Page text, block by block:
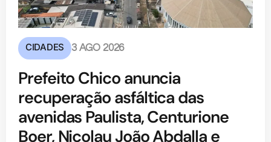
CIDADES 3 AGO 2026
Prefeito Chico anuncia
recuperação asfáltica das
avenidas Paulista, Centurione
Boer, Nicolau João Abdalla e